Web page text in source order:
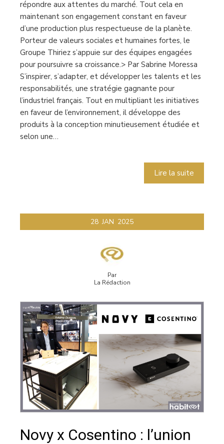
répondre aux attentes du marché. Tout cela en
maintenant son engagement constant en faveur
d’une production plus respectueuse de la planète.
Porteur de valeurs sociales et humaines fortes, le
Groupe Thiriez s’appuie sur des équipes engagées
pour poursuivre sa croissance.> Par Sabrine Moressa
S’inspirer, s’adapter, et développer les talents et les
responsabilités, une stratégie gagnante pour
l’industriel français. Tout en multipliant les initiatives
en faveur de l’environnement, il développe des
produits à la conception minutieusement étudiée et
selon une…
Lire la suite
28 JAN 2025
Par
La Rédaction
Novy x Cosentino : l’union